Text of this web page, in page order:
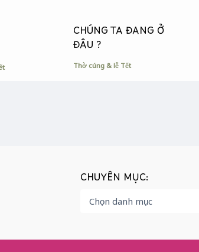
CHÚNG TA ĐANG Ở
ĐÂU ?
Thờ cúng & lễ Tết
CHUYÊN MỤC: